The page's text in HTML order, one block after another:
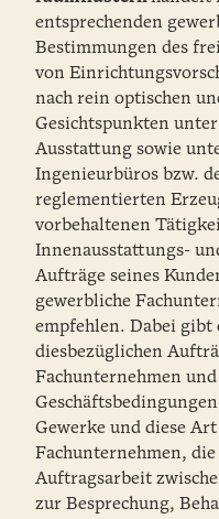
entsprechenden
Bestimmungen des
von
nach rein optischen
Gesichtspunkten
Ausstattung sowie
Ingenieurbüros bzw.
reglementierten
vorbehaltenen
Innenausstattungs-
Aufträge seines
gewerbliche
empfehlen. Dabei gibt
diesbezüglichen
Fachunternehmen
Gewerke und diese
Fachunternehmen,
Auftragsarbeit
zur Besprechung,